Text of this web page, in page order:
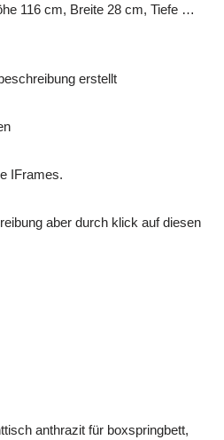
116 cm, Breite 28 cm, Tiefe …
erstellt
IFrames.
aber durch klick auf diesen
anthrazit für boxspringbett,